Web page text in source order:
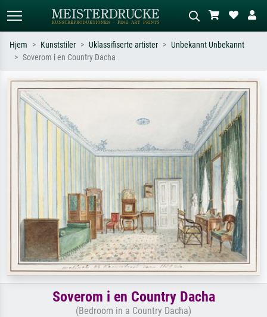
Søk etter kunstner, tittel eller stil – for
eksempel Monet, Stjernenatt,
impresjonisme, Hokusai-bølgen, akt.
Beskriv scenen – for eksempel grønn
eng, abstrakt med mye rødt, mørkt
oljemaleri, stående akt ved et tre.
Hjem Kunststiler Uklassifiserte artister
Unbekannt Unbekannt
Soverom i en Country Dacha
Soverom i en Country Dacha
(Bedroom in a Country Dacha)